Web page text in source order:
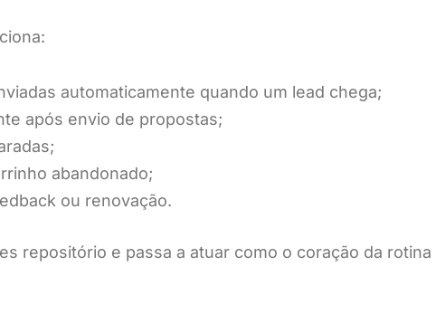
automaticamente quando um lead chega;
após envio de propostas;
abandonado;
ou renovação.
repositório e passa a atuar como o coração da rotina